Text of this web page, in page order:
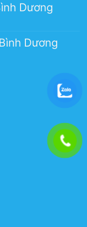
Dương
Dương